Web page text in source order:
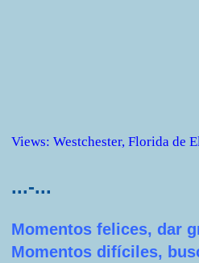
Views: Westchester, Florida de
...-...
Momentos felices, dar
Momentos difíciles,